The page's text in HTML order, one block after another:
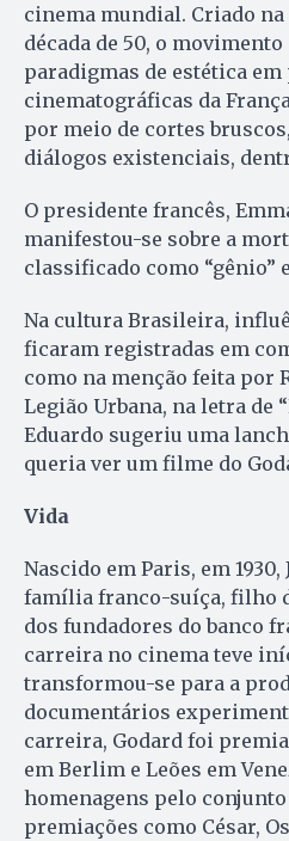
cinema mundial. Criado na
década de 50, o
paradigmas de estética em
cinematográficas da
por meio de cortes
diálogos existenciais,
O presidente francês,
manifestou-se sobre a
classificado como “gênio”
Na cultura Brasileira,
ficaram registradas em
como na menção feita por
Legião Urbana, na letra de
Eduardo sugeriu uma
queria ver um filme do
Vida
Nascido em Paris, em
família franco-suíça, filho
dos fundadores do banco
carreira no cinema teve
transformou-se para a
documentários
carreira, Godard foi
em Berlim e Leões em
homenagens pelo conjunto
premiações como César,